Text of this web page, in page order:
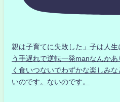
親は子育てに失敗した」子は人
う手遅れで逆転一発manなんか
く食いつないでわずかな楽しみ
いのです。ないのです。